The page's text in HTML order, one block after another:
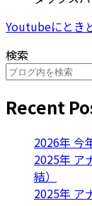
Youtubeにとき
検索
Recent
2026年 今
2025年 ア
結）
2025年 ア